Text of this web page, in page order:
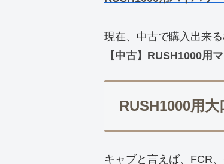
現在、中古で購入出来
【中古】RUSH1000用
RUSH1000用
キャブと言えば、FCR